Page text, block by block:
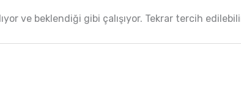
ve beklendiği gibi çalışıyor. Tekrar tercih